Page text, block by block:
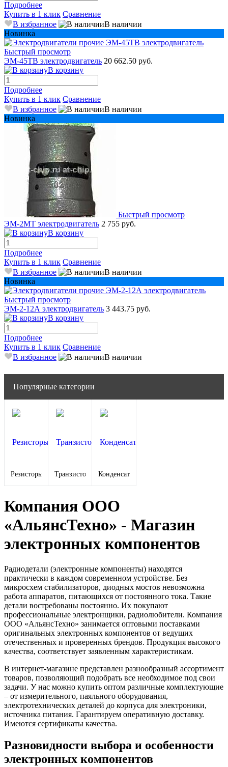
Подробнее
Купить в 1 клик Сравнение
В избранное
В наличии
Новинка
Быстрый просмотр
ЭМ-45ТВ электродвигатель 20 662.50 руб.
В корзину
Подробнее
Купить в 1 клик Сравнение
В избранное
В наличии
Новинка
Быстрый просмотр
ЭМ-2МТ электродвигатель 2 755 руб.
В корзину
Подробнее
Купить в 1 клик Сравнение
В избранное
В наличии
Новинка
Быстрый просмотр
ЭМ-2-12А электродвигатель 3 443.75 руб.
В корзину
Подробнее
Купить в 1 клик Сравнение
В избранное
В наличии
Популярные категории
Резисторы Транзисторы Конденсаторы
Компания ООО
«АльянсТехно» - Магазин
электронных компонентов
Радиодетали (электронные компоненты) находятся
практически в каждом современном устройстве. Без
микросхем стабилизаторов, диодных мостов невозможна
работа аппаратов, питающихся от постоянного тока. Такие
детали востребованы постоянно. Их покупают
профессиональные электронщики, радиолюбители. Компания
ООО «АльянсТехно» занимается оптовыми поставками
оригинальных электронных компонентов от ведущих
отечественных и проверенных брендов. Продукция высокого
качества, соответствует заявленным характеристикам.
В интернет-магазине представлен разнообразный ассортимент
товаров, позволяющий подобрать все необходимое под свои
задачи. У нас можно купить оптом различные комплектующие
– от измерительного, паяльного оборудования,
электротехнических деталей до корпуса для электроники,
источника питания. Гарантируем оперативную доставку.
Имеются сертификаты качества.
Разновидности выбора и особенности
электронных компонентов